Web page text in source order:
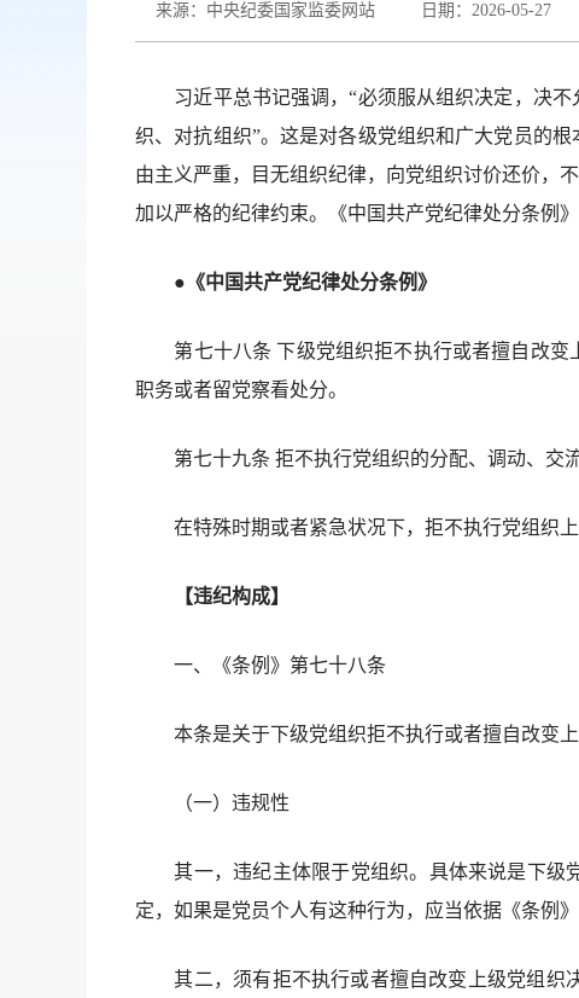
来源：中央纪委国家监委网站 日期：2026-05-27
习近平总书记强调，“必须服从组织决定，决不
织、对抗组织”。这是对各级党组织和广大党员的
由主义严重，目无组织纪律，向党组织讨价还价，
加以严格的纪律约束。《中国共产党纪律处分条例
●《中国共产党纪律处分条例》
第七十八条 下级党组织拒不执行或者擅自改变
职务或者留党察看处分。
第七十九条 拒不执行党组织的分配、调动、交流
在特殊时期或者紧急状况下，拒不执行党组织上
【违纪构成】
一、《条例》第七十八条
本条是关于下级党组织拒不执行或者擅自改变上
（一）违规性
其一，违纪主体限于党组织。具体来说是下级党
定，如果是党员个人有这种行为，应当依据《条例
其二，须有拒不执行或者擅自改变上级党组织决